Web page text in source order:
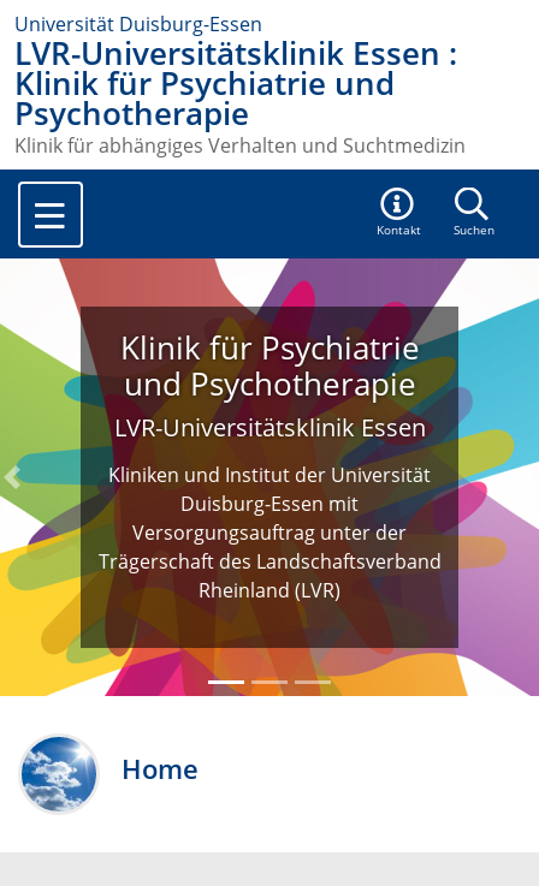
Universität Duisburg-Essen
LVR-Universitätsklinik Essen :
Klinik für Psychiatrie und
Psychotherapie
Klinik für abhängiges Verhalten und Suchtmedizin
Kontakt Suchen
Klinik für Psychiatrie
und Psychotherapie
LVR-Universitätsklinik Essen
Kliniken und Institut der Universität
Duisburg-Essen mit
Versorgungsauftrag unter der
Trägerschaft des Landschaftsverband
Rheinland (LVR)
Previous
Home